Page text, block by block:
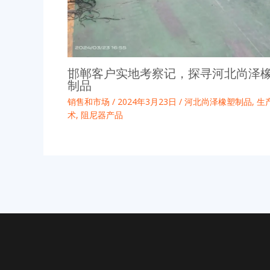
邯郸客户实地考察记，探寻河北尚泽
制品
销售和市场 / 2024年3月23日 / 河北尚泽橡塑制品, 生
术, 阻尼器产品